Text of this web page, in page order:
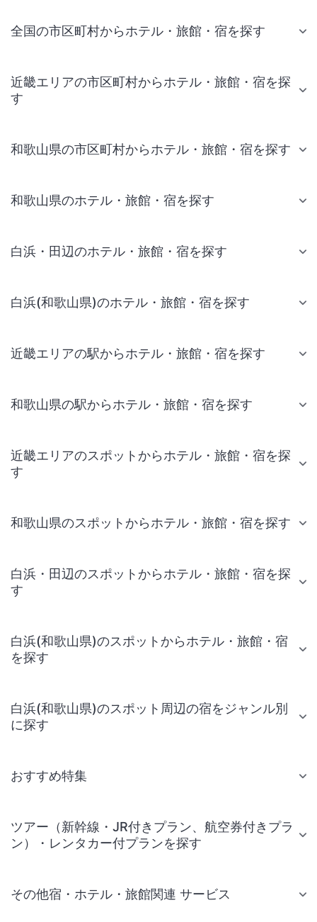
全国の市区町村からホテル・旅館・宿を探す
近畿エリアの市区町村からホテル・旅館・宿を探
す
和歌山県の市区町村からホテル・旅館・宿を探す
和歌山県のホテル・旅館・宿を探す
白浜・田辺のホテル・旅館・宿を探す
白浜(和歌山県)のホテル・旅館・宿を探す
近畿エリアの駅からホテル・旅館・宿を探す
和歌山県の駅からホテル・旅館・宿を探す
近畿エリアのスポットからホテル・旅館・宿を探
す
和歌山県のスポットからホテル・旅館・宿を探す
白浜・田辺のスポットからホテル・旅館・宿を探
す
白浜(和歌山県)のスポットからホテル・旅館・宿
を探す
白浜(和歌山県)のスポット周辺の宿をジャンル別
に探す
おすすめ特集
ツアー（新幹線・JR付きプラン、航空券付きプラ
ン）・レンタカー付プランを探す
その他宿・ホテル・旅館関連 サービス